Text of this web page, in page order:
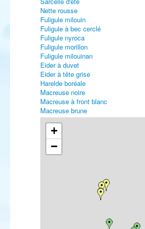
Nette rousse
Fuligule milouin
Fuligule à bec cerclé
Fuligule nyroca
Fuligule morillon
Fuligule milouinan
Eider à duvet
Eider à tête grise
Harelde boréale
Macreuse noire
Macreuse à front blanc
Macreuse brune
Garrot à œil d'or
Harle piette
Harle huppé
Harle bièvre
Érismature rousse
+
−